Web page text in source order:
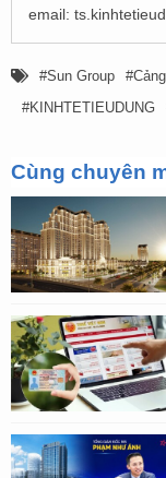
email:
Sun Group
KINHTETIEUDUNG
Cùng chuyên